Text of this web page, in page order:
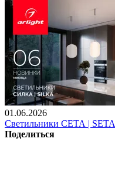
01.06.2026
Светильники СЕТА | SETA
Поделиться